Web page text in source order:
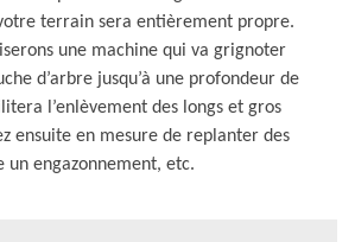
votre terrain sera entièrement propre.
une machine qui va grignoter
d’arbre jusqu’à une profondeur de
l’enlèvement des longs et gros
ensuite en mesure de replanter des
un engazonnement, etc.